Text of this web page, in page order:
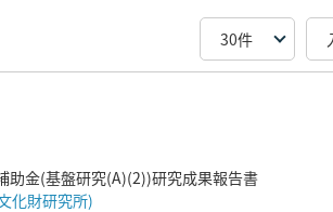
助金(基盤研究(A)(2))研究成果報告書
化財研究所)